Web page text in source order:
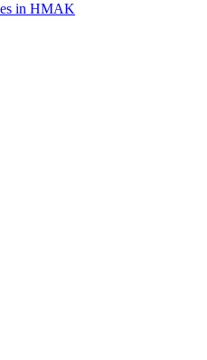
in HMAK